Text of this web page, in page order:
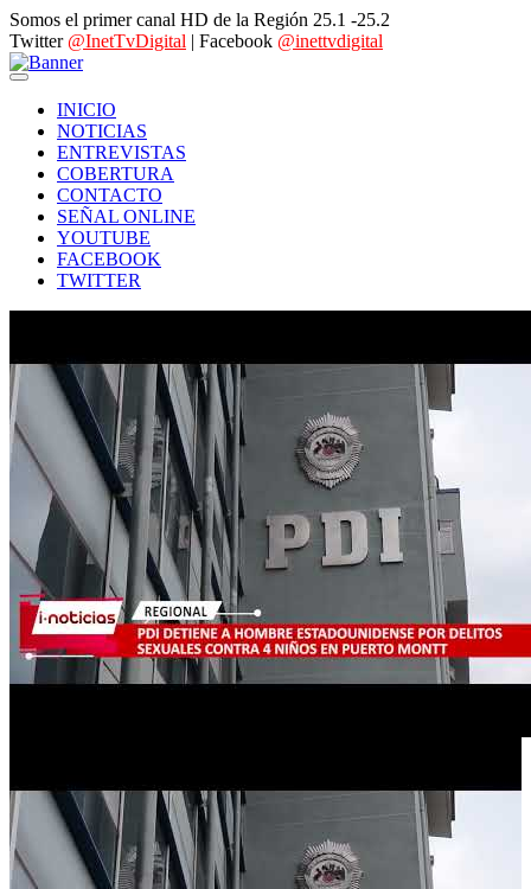
Somos el primer canal HD de la Región 25.1 -25.2
Twitter @InetTvDigital | Facebook @inettvdigital
INICIO
NOTICIAS
ENTREVISTAS
COBERTURA
CONTACTO
SEÑAL ONLINE
YOUTUBE
FACEBOOK
TWITTER